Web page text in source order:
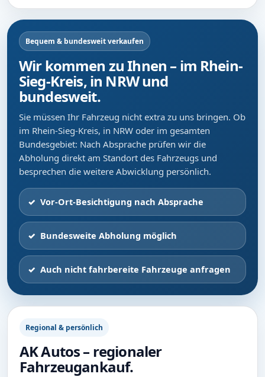
Bequem & bundesweit verkaufen
Wir kommen zu Ihnen – im Rhein-
Sieg-Kreis, in NRW und
bundesweit.
Sie müssen Ihr Fahrzeug nicht extra zu uns bringen. Ob
im Rhein-Sieg-Kreis, in NRW oder im gesamten
Bundesgebiet: Nach Absprache prüfen wir die
Abholung direkt am Standort des Fahrzeugs und
besprechen die weitere Abwicklung persönlich.
Vor-Ort-Besichtigung nach Absprache
Bundesweite Abholung möglich
Auch nicht fahrbereite Fahrzeuge anfragen
Regional & persönlich
AK Autos – regionaler
Fahrzeugankauf.